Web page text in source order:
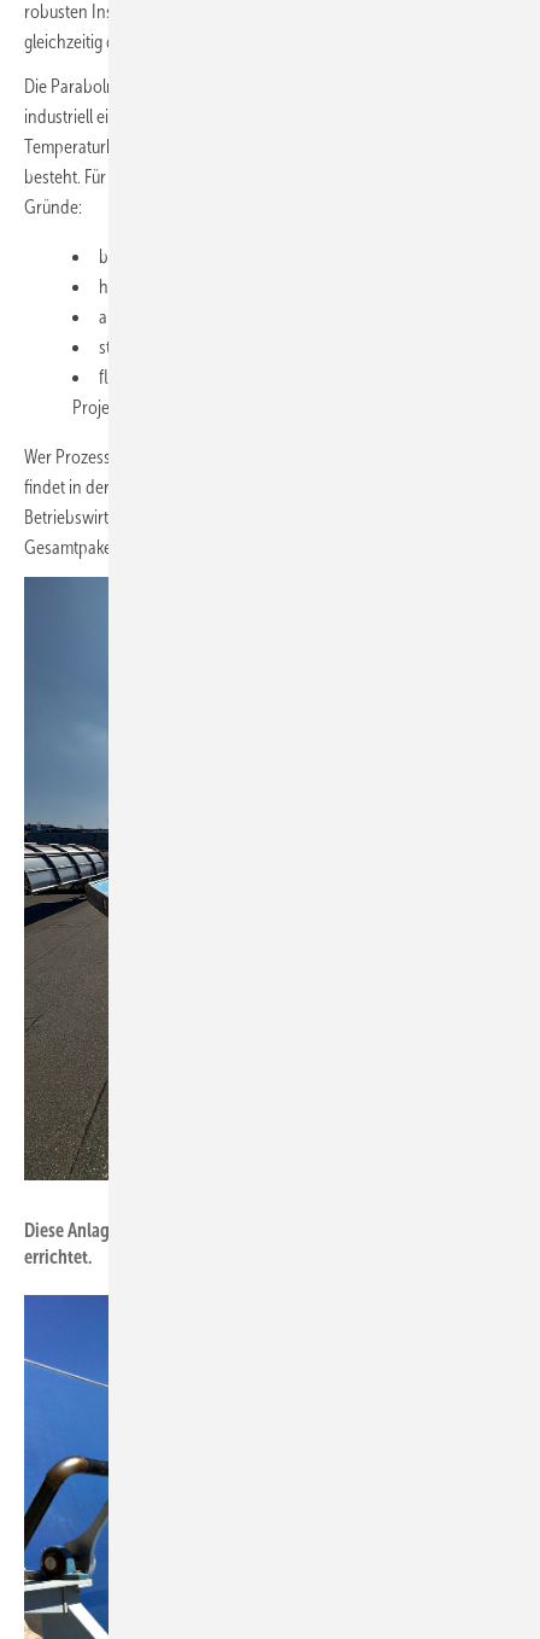
robusten Instrument, um Wärmekosten zu stabilisieren und
gleichzeitig die Klimaziele sicher zu erreichen.
Die Parabolrinnen-Solarthermie ist kein Nischenkonzept, sondern ein
industriell einsetzbarer Baustein zur Dekarbonisierung für jene
Temperaturbereiche, in denen heute der größte Handlungsdruck
besteht. Für Deutschland und Mitteleuropa sprechen gleich mehrere
Gründe:
breiter Einsatzbereich 50 bis 300 Grad Celsius,
hohe Erträge bei relevanten Temperaturen,
automatisierte Fertigung in Deutschland,
starke Förderkulisse (40 bis 50 Prozent),
flexible Umsetzung von Eigeninvestition bis
Projektfinanzierung und Contracting.
Wer Prozesswärme und Kälte wirtschaftlich dekarbonisieren will,
findet in der Parabolrinne eine Lösung, die Technologie,
Betriebswirtschaft und Umsetzbarkeit in einem stimmigen
Gesamtpaket verbindet.
Diese Anlage wurde 2025 bei der Firma Novartis in ­Istanbul
errichtet.